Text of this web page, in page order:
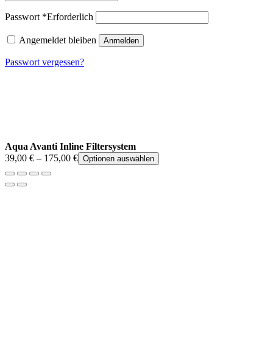
Passwort *Erforderlich
Angemeldet bleiben Anmelden
Passwort vergessen?
Aqua Avanti Inline Filtersystem
39,00 € – 175,00 € Optionen auswählen